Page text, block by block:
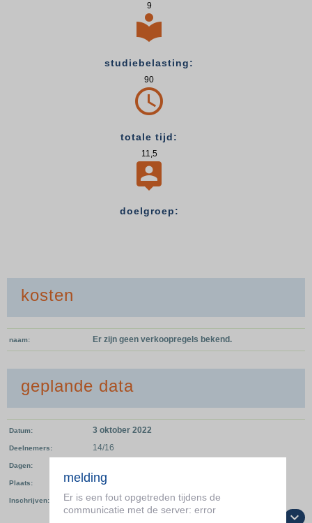
9

studiebelasting:
90

totale tijd:
11,5

doelgroep:
kosten
naam Er zijn geen verkoopregels bekend.
geplande data
Datum 3 oktober 2022
Deelnemers 14/16
Dagen
Plaats
Inschrijven

melding
Er is een fout opgetreden tijdens de
communicatie met de server: error